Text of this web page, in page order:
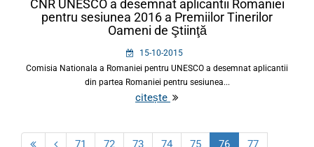
CNR UNESCO a desemnat aplicantii Romaniei
pentru sesiunea 2016 a Premiilor Tinerilor
Oameni de Ştiinţă
15-10-2015
Comisia Nationala a Romaniei pentru UNESCO a desemnat aplicantii
din partea Romaniei pentru sesiunea...
citește
71 72 73 74 75 76
77